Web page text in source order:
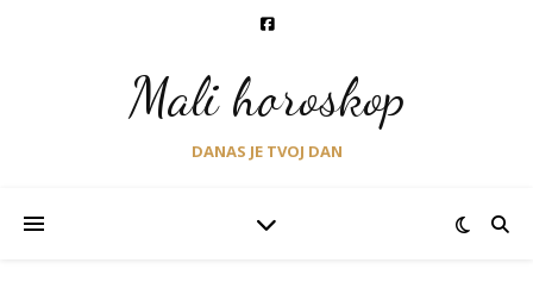
Mali horoskop
DANAS JE TVOJ DAN